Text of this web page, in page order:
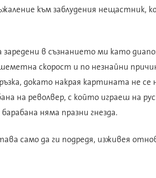
към заблудения нещастник,
заредени в съзнанието ми като
скорост и по незнайни
докато накрая картината не се
на револвер, с който играеш на
няма празни гнезда.
само да ги подредя, изживея